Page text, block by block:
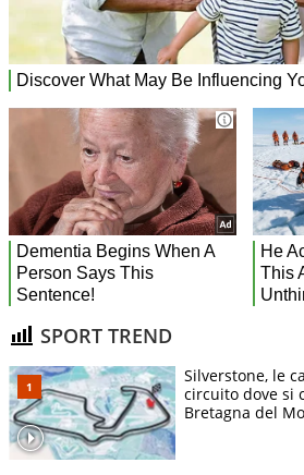
SPORT TREND
Silverstone, le
circuito dove si
Bretagna del